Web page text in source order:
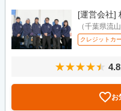
[運営会社]
（千葉県流
クレジットカ
お